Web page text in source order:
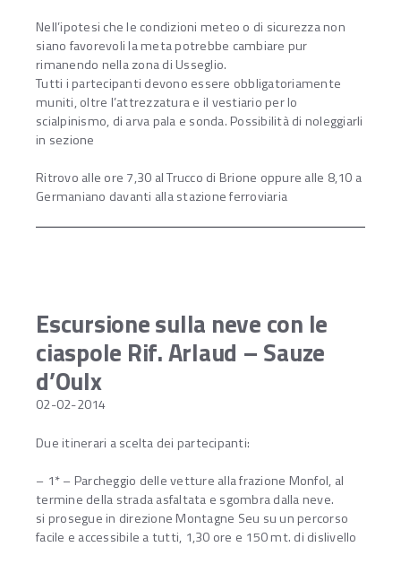
Nell’ipotesi che le condizioni meteo o di sicurezza non
siano favorevoli la meta potrebbe cambiare pur
rimanendo nella zona di Usseglio.
Tutti i partecipanti devono essere obbligatoriamente
muniti, oltre l’attrezzatura e il vestiario per lo
scialpinismo, di arva pala e sonda. Possibilità di noleggiarli
in sezione
Ritrovo alle ore 7,30 al Trucco di Brione oppure alle 8,10 a
Germaniano davanti alla stazione ferroviaria
Escursione sulla neve con le
ciaspole Rif. Arlaud – Sauze
d’Oulx
02-02-2014
Due itinerari a scelta dei partecipanti:
– 1* – Parcheggio delle vetture alla frazione Monfol, al
termine della strada asfaltata e sgombra dalla neve.
si prosegue in direzione Montagne Seu su un percorso
facile e accessibile a tutti, 1,30 ore e 150 mt. di dislivello